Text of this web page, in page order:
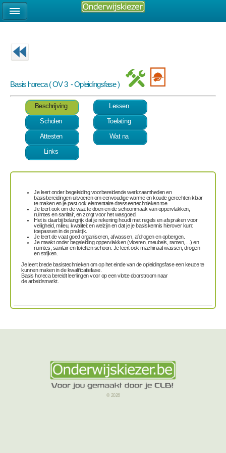
Basis horeca ( OV 3 - Opleidingsfase )
Beschrijving
Lessen
Scholen
Toelating
Attesten
Wat na
Links
Je leert onder begeleiding voorbereidende werkzaamheden en
basisbereidingen uitvoeren omeenvoudige warme en koude gerechten klaar
te makenen je past ook elementaire dresseertechniekentoe.
Je leert ook om devaat te doen en de schoonmaak van oppervlakken,
ruimtes en sanitair, en zorgt voor hetwasgoed.
Het is daarbij belangrijk dat je rekening houdt metregels en afsprakenvoor
veiligheid, milieu, kwaliteit en welzijn en dat je je basiskennis hierover kunt
toepassen in de praktijk.
Je leert de vaat goedorganiseren, afwassen, afdrogen en opbergen.
Jemaaktonder begeleidingoppervlakken (vloeren, meubels, ramen,…) en
ruimtes, sanitair en toiletten schoon. Je leert ook machinaal wassen, drogen
en strijken.
Je leert brede basistechnieken om op het einde van de opleidingsfase een keuze te
kunnen maken in de kwalificatiefase.
Basis horeca bereidt leerlingen voor op een vlotte doorstroom naar
de arbeidsmarkt.
© 2026